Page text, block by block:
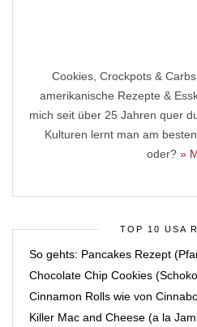
Cookies, Crockpots &
amerikanische Rezepte &
mich seit über 25 Jahren quer
Kulturen lernt man am
oder? »
TOP 10 USA
So gehts: Pancakes Rezept
Chocolate Chip Cookies
Cinnamon Rolls wie von
Killer Mac and Cheese (a la